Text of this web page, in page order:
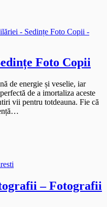
Foto Copii
de energie și veselie, iar
de a imortaliza aceste
vii pentru totdeauna. Fie că
– Fotografii